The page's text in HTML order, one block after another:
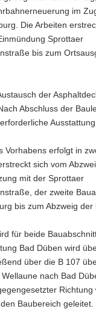
im
Die Arbeiten
Sprottaer
bis zum
der
Abschluss der
Vorhabens erfolgt in
sich vom
mit der Sprottaer
der zweite
bis zum Abzweig der
für beide
Bad Düben wird
über die B 107
nach Bad
Richtung
Baubereich geleitet.